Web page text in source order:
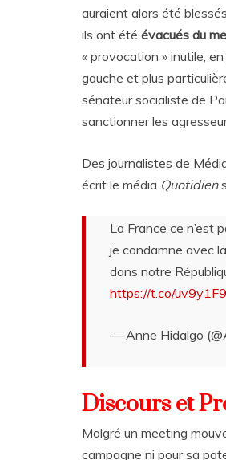
auraient alors été
ils ont été évacués du
« provocation » inutile,
gauche et plus
sénateur socialiste de
sanctionner les
Des journalistes de
écrit le média Quotidien
La France ce n’est
je condamne avec
dans notre
https://t.co/
— Anne Hidalgo
Discours et
Malgré un meeting
campagne ni pour sa